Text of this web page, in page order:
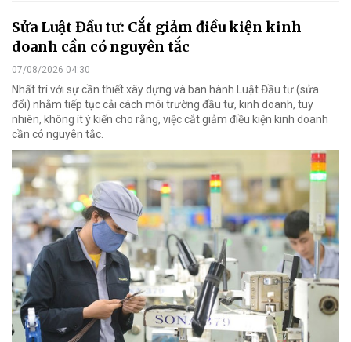
Sửa Luật Đầu tư: Cắt giảm điều kiện kinh
doanh cần có nguyên tắc
07/08/2026 04:30
Nhất trí với sự cần thiết xây dựng và ban hành Luật Đầu tư (sửa
đổi) nhằm tiếp tục cải cách môi trường đầu tư, kinh doanh, tuy
nhiên, không ít ý kiến cho rằng, việc cắt giảm điều kiện kinh doanh
cần có nguyên tắc.